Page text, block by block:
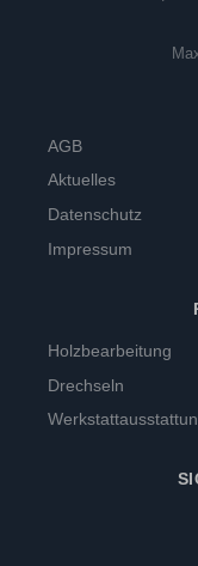
AGB
Aktuelles
Datenschutz
Impressum
Holzbearbeitung
Drechseln